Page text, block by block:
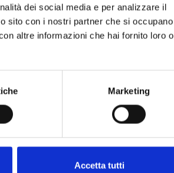
dei social media e per analizzare il
sito con i nostri partner che si occupano
altre informazioni che hai fornito loro o
Marketing
Accetta tutti